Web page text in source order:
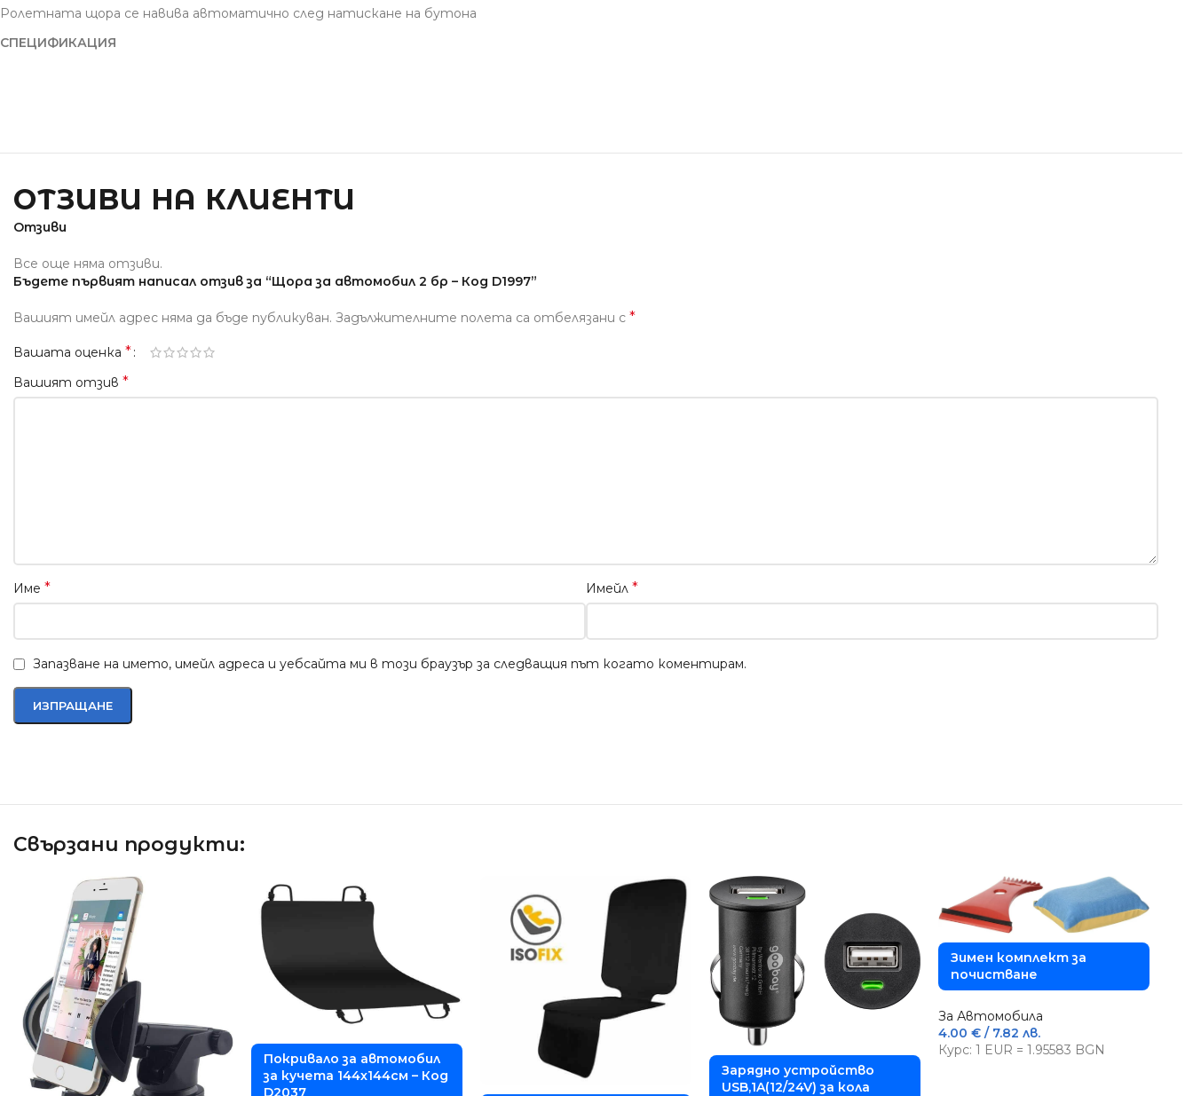
Ролетната щора се навива автоматично след натискане на бутона
СПЕЦИФИКАЦИЯ
ОТЗИВИ НА КЛИЕНТИ
Отзиви
Все още няма отзиви.
Бъдете първият написал отзив за “Щора за автомобил 2 бр – Код D1997”
Вашият имейл адрес няма да бъде публикуван. Задължителните полета са отбелязани с *
Вашата оценка *
Вашият отзив *
Име * Имейл *
Запазване на името, имейл адреса и уебсайта ми в този браузър за следващия път когато коментирам.
Свързани продукти:
Покривало за автомобил
за кучета 144х144см – Код
D2037
Зарядно устройство
USB,1A(12/24V) за кола
Зимен комплект за
почистване
За Автомобила
4.00 € / 7.82 лв.
Курс: 1 EUR = 1.95583 BGN